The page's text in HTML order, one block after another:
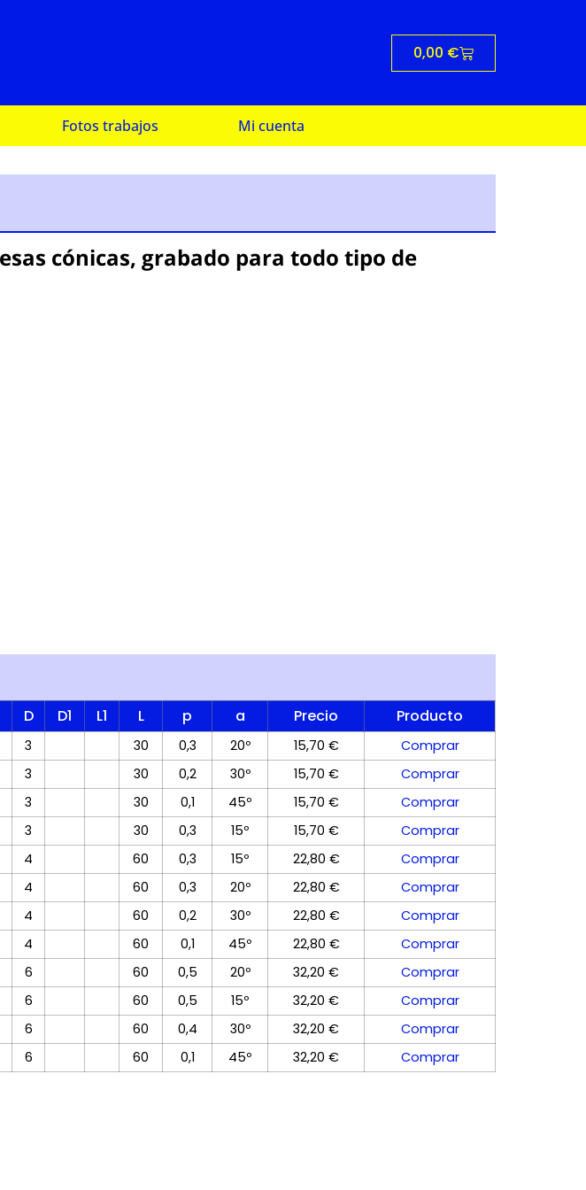
0,00 €
Fotos trabajos Mi cuenta
cónicas, grabado para todo tipo de
D D1 L1 L p a Precio Producto
3 30 0,3 20º 15,70 €
Comprar
3 30 0,2 30º 15,70 €
Comprar
3 30 0,1 45º 15,70 €
Comprar
3 30 0,3 15º 15,70 €
Comprar
4 60 0,3 15º 22,80 €
Comprar
4 60 0,3 20º 22,80 €
Comprar
4 60 0,2 30º 22,80 €
Comprar
4 60 0,1 45º 22,80 €
Comprar
6 60 0,5 20º 32,20 €
Comprar
6 60 0,5 15º 32,20 €
Comprar
6 60 0,4 30º 32,20 €
Comprar
6 60 0,1 45º 32,20 € Comprar